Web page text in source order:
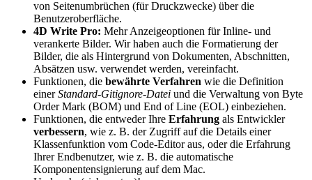
von Seitenumbrüchen (für Druckzwecke) über die
Benutzeroberfläche.
4D Write Pro: Mehr Anzeigeoptionen für Inline- und
verankerte Bilder. Wir haben auch die Formatierung der
Bilder, die als Hintergrund von Dokumenten, Abschnitten,
Absätzen usw. verwendet werden, vereinfacht.
Funktionen, die bewährte Verfahren wie die Definition
einerStandard-Gitignore-Datei und die Verwaltung von Byte
Order Mark (BOM) und End of Line (EOL) einbeziehen.
Funktionen, die entweder Ihre Erfahrung als Entwickler
verbessern, wie z. B. der Zugriff auf die Details einer
Klassenfunktion vom Code-Editor aus, oder die Erfahrung
Ihrer Endbenutzer, wie z. B. die automatische
Komponentensignierung auf dem Mac.